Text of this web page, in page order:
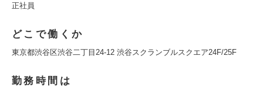
正社員
どこで働くか
東京都渋谷区渋谷二丁目24-12 渋谷スクランブルスクエア24F/25F
勤務時間は